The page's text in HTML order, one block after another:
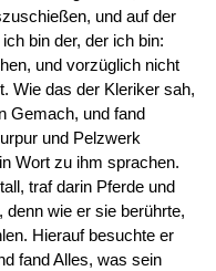
und auf der
bin der, der ich bin:
und vorzüglich nicht
Wie das der Kleriker sah,
Gemach, und fand
und Pelzwerk
Wort zu ihm sprachen.
traf darin Pferde und
denn wie er sie berührte,
Hierauf besuchte er
fand Alles, was sein